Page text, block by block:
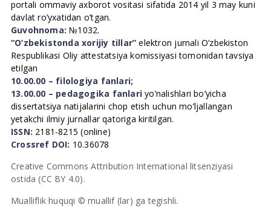
portali ommaviy axborot vositasi sifatida 2014 yil 3 may kuni
davlat ro’yxatidan o’tgan.
Guvohnoma: №1032.
“O’zbekistonda xorijiy tillar” elektron jurnali O’zbekiston
Respublikasi Oliy attestatsiya komissiyasi tomonidan tavsiya
etilgan
10.00.00 – filologiya fanlari;
13.00.00 – pedagogika fanlari yo’nalishlari bo’yicha
dissertatsiya natijalarini chop etish uchun mo’ljallangan
yetakchi ilmiy jurnallar qatoriga kiritilgan.
ISSN: 2181-8215 (online)
Crossref DOI: 10.36078
Creative Commons Attribution International litsenziyasi
ostida (CC BY 4.0).
Mualliflik huquqi © muallif (lar) ga tegishli.